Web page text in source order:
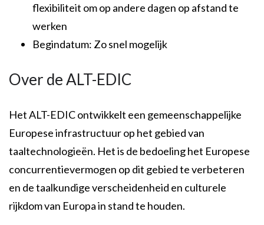
flexibiliteit om op andere dagen op afstand te
werken
Begindatum: Zo snel mogelijk
Over de ALT-EDIC
Het ALT-EDIC ontwikkelt een gemeenschappelijke
Europese infrastructuur op het gebied van
taaltechnologieën. Het is de bedoeling het Europese
concurrentievermogen op dit gebied te verbeteren
en de taalkundige verscheidenheid en culturele
rijkdom van Europa in stand te houden.